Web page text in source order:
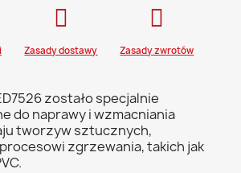
Zasady dostawy Zasady zwrotów
zostało specjalnie
do naprawy i wzmacniania
tworzyw sztucznych,
zgrzewania, takich jak